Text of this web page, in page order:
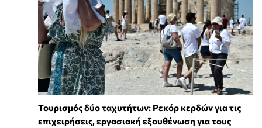
Τουρισμός δύο ταχυτήτων: Ρεκόρ κερδών για τις
επιχειρήσεις, εργασιακή εξουθένωση για τους